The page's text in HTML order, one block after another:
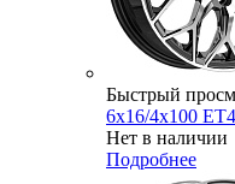
Быстрый
6x16/4x100
Нет в наличии
Подробнее